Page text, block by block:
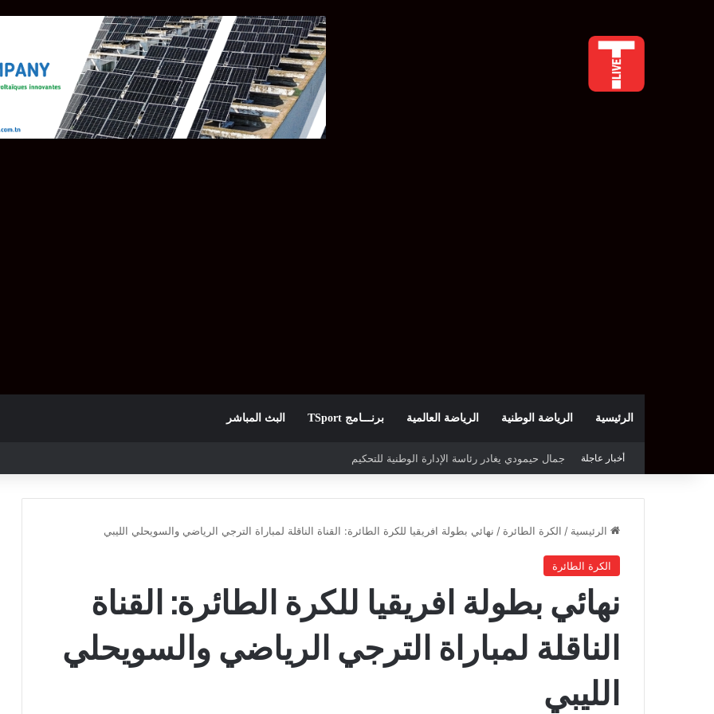
الرئيسية الرياضة الوطنية الرياضة العالمية برنـــامج TSport البث المباشر
أخبار عاجلة
الملعب التونسي يحتجّ على روزنامة بطولة الرابطة الأولى
الرئيسية / الكرة الطائرة / نهائي بطولة افريقيا للكرة الطائرة: القناة الناقلة لمباراة الترجي الرياضي والسويحلي الليبي
الكرة الطائرة
نهائي بطولة افريقيا للكرة الطائرة: القناة
الناقلة لمباراة الترجي الرياضي والسويحلي
الليبي